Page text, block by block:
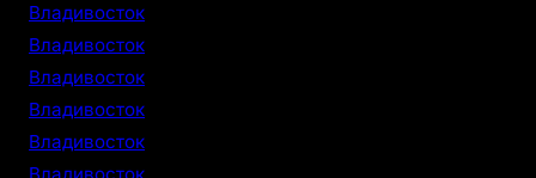
Владивосток
Владивосток
Владивосток
Владивосток
Владивосток